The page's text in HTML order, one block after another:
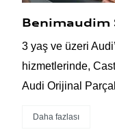
Benimaudim
3 yaş ve üzeri
hizmetlerinde,
Audi Orijinal
Daha fazlası